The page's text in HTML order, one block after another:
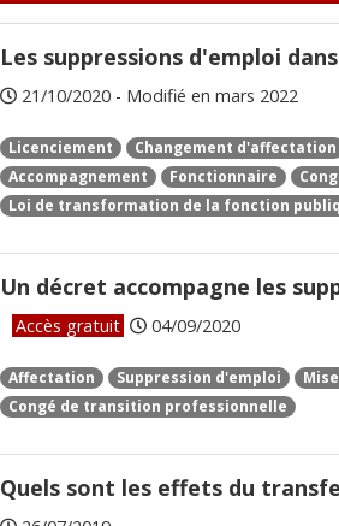
Les suppressions d'emploi
21/10/2020 - Modifié en mars 2022
Licenciement Changement d'affectation
Accompagnement
Fonctionnaire
Loi de transformation de la fonction
Un décret accompagne les
Accès gratuit 04/09/2020
Affectation Suppression d'emploi
Congé de transition professionnelle
Quels sont les effets du